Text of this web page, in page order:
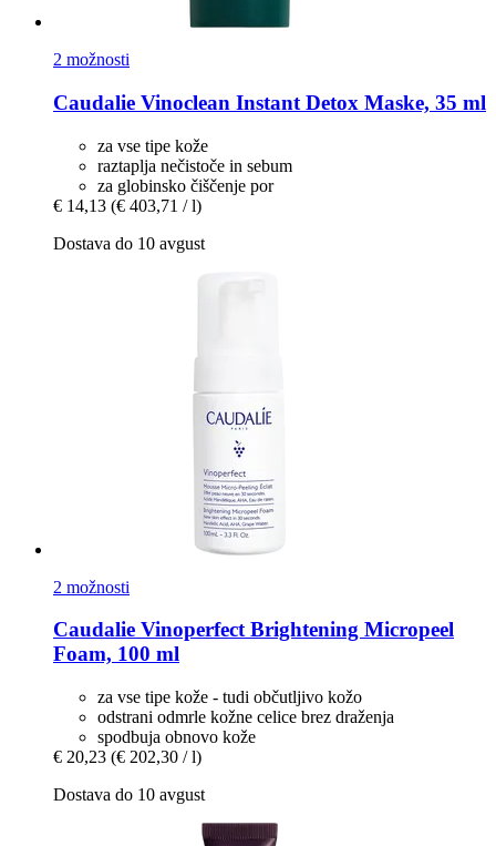
2 možnosti
Caudalie Vinoclean Instant Detox Maske, 35 ml
za vse tipe kože
raztaplja nečistoče in sebum
za globinsko čiščenje por
€ 14,13 (€ 403,71 / l)
Dostava do 10 avgust
2 možnosti
Caudalie Vinoperfect Brightening Micropeel
Foam, 100 ml
za vse tipe kože - tudi občutljivo kožo
odstrani odmrle kožne celice brez draženja
spodbuja obnovo kože
€ 20,23 (€ 202,30 / l)
Dostava do 10 avgust